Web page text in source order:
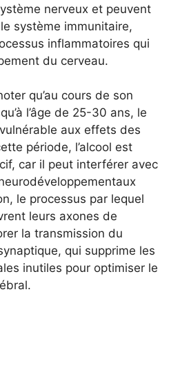
nerveux et peuvent
système immunitaire,
inflammatoires qui
du cerveau.
qu’au cours de son
l’âge de 25-30 ans, le
aux effets des
période, l’alcool est
car il peut interférer avec
le processus par lequel
leurs axones de
la transmission du
qui supprime les
inutiles pour optimiser le